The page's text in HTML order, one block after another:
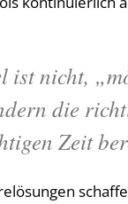
ist nicht,
die
Zeit